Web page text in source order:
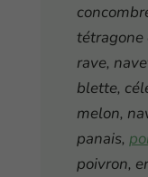
tétragone
rave,
blette,
melon,
panais,
poivron,